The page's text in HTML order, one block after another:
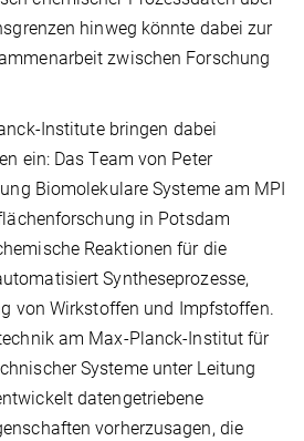
hinweg könnte dabei zur
zwischen Forschung
Institute bringen dabei
ein: Das Team von Peter
Biomolekulare Systeme am MPI
in Potsdam
Reaktionen für die
Syntheseprozesse,
von Wirkstoffen und Impfstoffen.
am Max-Planck-Institut für
Systeme unter Leitung
datengetriebene
vorherzusagen, die